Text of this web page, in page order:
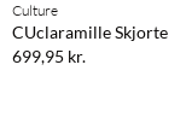
NYHED
Culture
CUclaramille Skjorte
699,95 kr.